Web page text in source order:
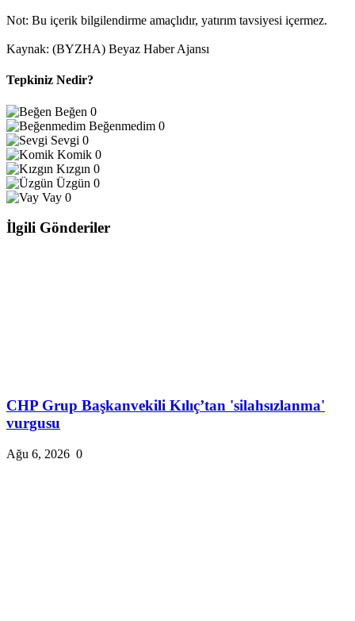
Not: Bu içerik bilgilendirme amaçlıdır, yatırım tavsiyesi içermez.
Kaynak: (BYZHA) Beyaz Haber Ajansı
Tepkiniz Nedir?
Beğen 0
Beğenmedim 0
Sevgi 0
Komik 0
Kızgın 0
Üzgün 0
Vay 0
İlgili Gönderiler
CHP Grup Başkanvekili Kılıç’tan 'silahsızlanma'
vurgusu
Ağu 6, 2026 0